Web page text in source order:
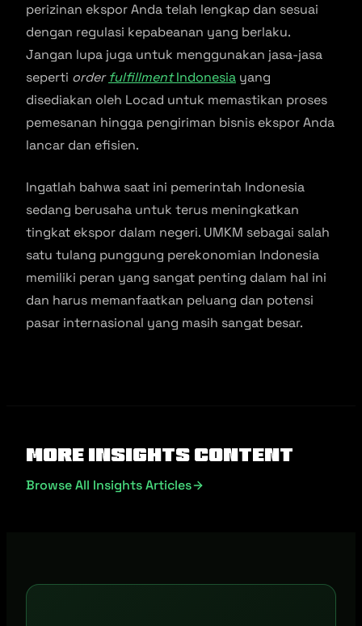
perizinan ekspor Anda telah lengkap dan sesuai
dengan regulasi kepabeanan yang berlaku.
Jangan lupa juga untuk menggunakan jasa-jasa
seperti order fulfillmentIndonesia yang
disediakan oleh Locad untuk memastikan proses
pemesanan hingga pengiriman bisnis ekspor Anda
lancar dan efisien.
Ingatlah bahwa saat ini pemerintah Indonesia
sedang berusaha untuk terus meningkatkan
tingkat ekspor dalam negeri. UMKM sebagai salah
satu tulang punggung perekonomian Indonesia
memiliki peran yang sangat penting dalam hal ini
dan harus memanfaatkan peluang dan potensi
pasar internasional yang masih sangat besar.
More Insights Content
Browse All Insights Articles